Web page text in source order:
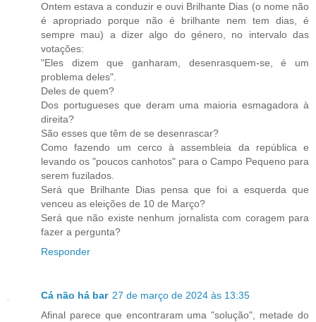
Ontem estava a conduzir e ouvi Brilhante Dias (o nome não
é apropriado porque não é brilhante nem tem dias, é
sempre mau) a dizer algo do género, no intervalo das
votações:
"Eles dizem que ganharam, desenrasquem-se, é um
problema deles".
Deles de quem?
Dos portugueses que deram uma maioria esmagadora à
direita?
São esses que têm de se desenrascar?
Como fazendo um cerco à assembleia da república e
levando os "poucos canhotos" para o Campo Pequeno para
serem fuzilados.
Será que Brilhante Dias pensa que foi a esquerda que
venceu as eleições de 10 de Março?
Será que não existe nenhum jornalista com coragem para
fazer a pergunta?
Responder
Cá não há bar 27 de março de 2024 às 13:35
Afinal parece que encontraram uma "solução", metade do